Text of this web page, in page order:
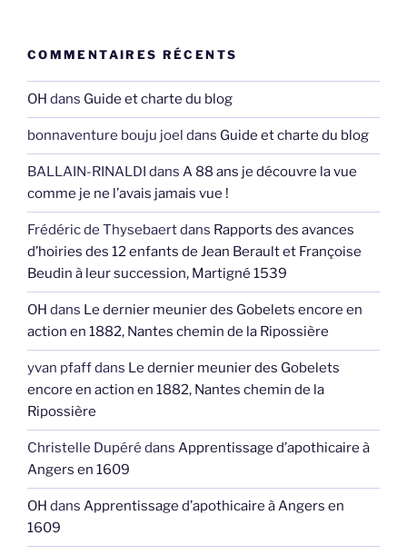
COMMENTAIRES RÉCENTS
OH dans Guide et charte du blog
bonnaventure bouju joel dans Guide et charte du blog
BALLAIN-RINALDI dans A 88 ans je découvre la vue
comme je ne l’avais jamais vue !
Frédéric de Thysebaertdans Rapports des avances
d’hoiries des 12 enfants de Jean Berault et Françoise
Beudin à leur succession, Martigné 1539
OH dans Le dernier meunier des Gobelets encore en
action en 1882, Nantes chemin de la Ripossière
yvan pfaffdans Le dernier meunier des Gobelets
encore en action en 1882, Nantes chemin de la
Ripossière
Christelle Dupéré dans Apprentissage d’apothicaire à
Angers en 1609
OH dans Apprentissage d’apothicaire à Angers en
1609